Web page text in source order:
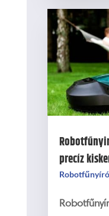
precíz
Robotfűnyíró